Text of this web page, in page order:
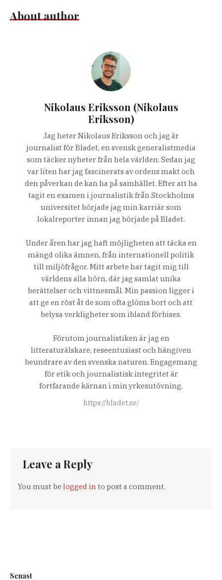
About author
Nikolaus Eriksson (Nikolaus
Eriksson)
Jag heter Nikolaus Eriksson och jag är
journalist för Bladet, en svensk generalistmedia
som täcker nyheter från hela världen. Sedan jag
var liten har jag fascinerats av ordens makt och
den påverkan de kan ha på samhället. Efter att ha
tagit en examen i journalistik från Stockholms
universitet började jag min karriär som
lokalreporter innan jag började på Bladet.
Under åren har jag haft möjligheten att täcka en
mängd olika ämnen, från internationell politik
till miljöfrågor. Mitt arbete har tagit mig till
världens alla hörn, där jag samlat unika
berättelser och vittnesmål. Min passion ligger i
att ge en röst åt de som ofta glöms bort och att
belysa verkligheter som ibland förbises.
Förutom journalistiken är jag en
litteraturälskare, reseentusiast och hängiven
beundrare av den svenska naturen. Engagemang
för etik och journalistisk integritet är
fortfarande kärnan i min yrkesutövning.
https://bladet.se/
Leave a Reply
You must belogged in to post a comment.
Senast